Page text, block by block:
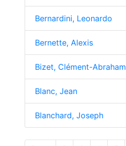
Bernardini, Leonardo
Bernette, Alexis
Bizet, Clément-Abraham
Blanc, Jean
Blanchard, Joseph